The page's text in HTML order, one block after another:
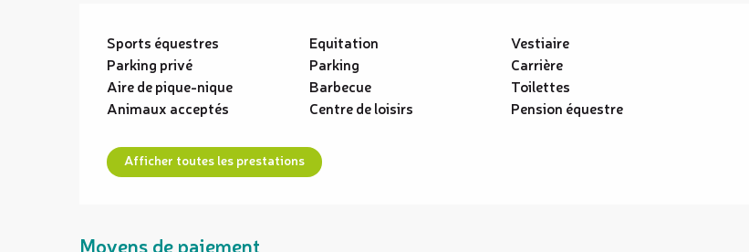
Sports équestres Equitation
Vestiaire
Parking privé
Parking
Carrière
Aire de pique-nique
Barbecue
Toilettes
Animaux acceptés
Centre de loisirs Pension équestre
Afficher toutes les prestations
Moyens de paiement